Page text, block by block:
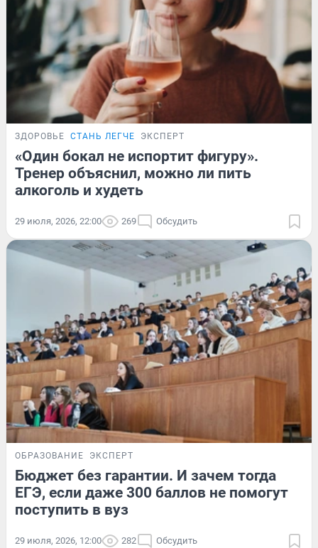
ЗДОРОВЬЕ СТАНЬ ЛЕГЧЕ ЭКСПЕРТ
«Один бокал не испортит фигуру».
Тренер объяснил, можно ли пить
алкоголь и худеть
29 июля, 2026, 22:00 269 Обсудить
ОБРАЗОВАНИЕ ЭКСПЕРТ
Бюджет без гарантии. И зачем тогда
ЕГЭ, если даже 300 баллов не помогут
поступить в вуз
29 июля, 2026, 12:00 282 Обсудить